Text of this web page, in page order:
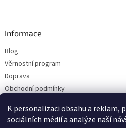
K personalizaci obsahu a reklam,
sociálních médií a analýze naší
Informace
Blog
Věrnostní program
Doprava
Obchodní podmínky
Kontakty